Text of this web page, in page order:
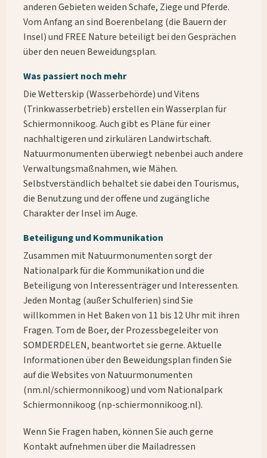
anderen Gebieten weiden Schafe, Ziege und Pferde.
Vom Anfang an sind Boerenbelang (die Bauern der
Insel) und FREE Nature beteiligt bei den Gesprächen
über den neuen Beweidungsplan.
Was passiert noch mehr
Die Wetterskip (Wasserbehörde) und Vitens
(Trinkwasserbetrieb) erstellen ein Wasserplan für
Schiermonnikoog. Auch gibt es Pläne für einer
nachhaltigeren und zirkulären Landwirtschaft.
Natuurmonumenten überwiegt nebenbei auch andere
Verwaltungsmaßnahmen, wie Mähen.
Selbstverständlich behaltet sie dabei den Tourismus,
die Benutzung und der offene und zugängliche
Charakter der Insel im Auge.
Beteiligung und Kommunikation
Zusammen mit Natuurmonumenten sorgt der
Nationalpark für die Kommunikation und die
Beteiligung von Interessenträger und Interessenten.
Jeden Montag (außer Schulferien) sind Sie
willkommen in Het Baken von 11 bis 12 Uhr mit ihren
Fragen. Tom de Boer, der Prozessbegeleiter von
SOMDERDELEN, beantwortet sie gerne. Aktuelle
Informationen über den Beweidungsplan finden Sie
auf die Websites von Natuurmonumenten
(nm.nl/schiermonnikoog) und vom Nationalpark
Schiermonnikoog (np-schiermonnikoog.nl).
Wenn Sie Fragen haben, können Sie auch gerne
Kontakt aufnehmen über die Mailadressen